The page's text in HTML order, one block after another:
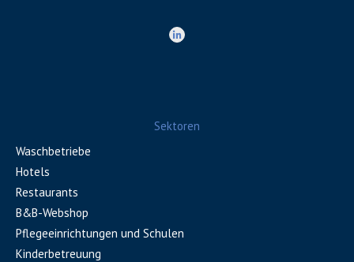
Sektoren
Waschbetriebe
Hotels
Restaurants
B&B-Webshop
Pflegeeinrichtungen und Schulen
Kinderbetreuung